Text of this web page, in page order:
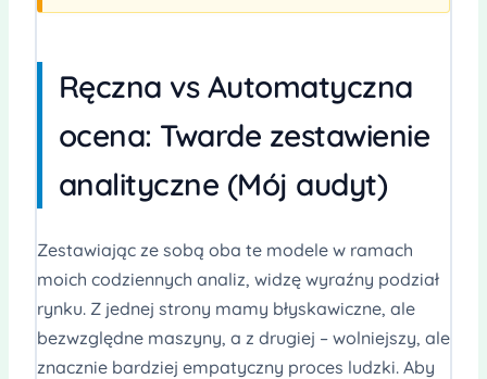
Ręczna vs Automatyczna
ocena: Twarde zestawienie
analityczne (Mój audyt)
Zestawiając ze sobą oba te modele w ramach
moich codziennych analiz, widzę wyraźny podział
rynku. Z jednej strony mamy błyskawiczne, ale
bezwzględne maszyny, a z drugiej – wolniejszy, ale
znacznie bardziej empatyczny proces ludzki. Aby